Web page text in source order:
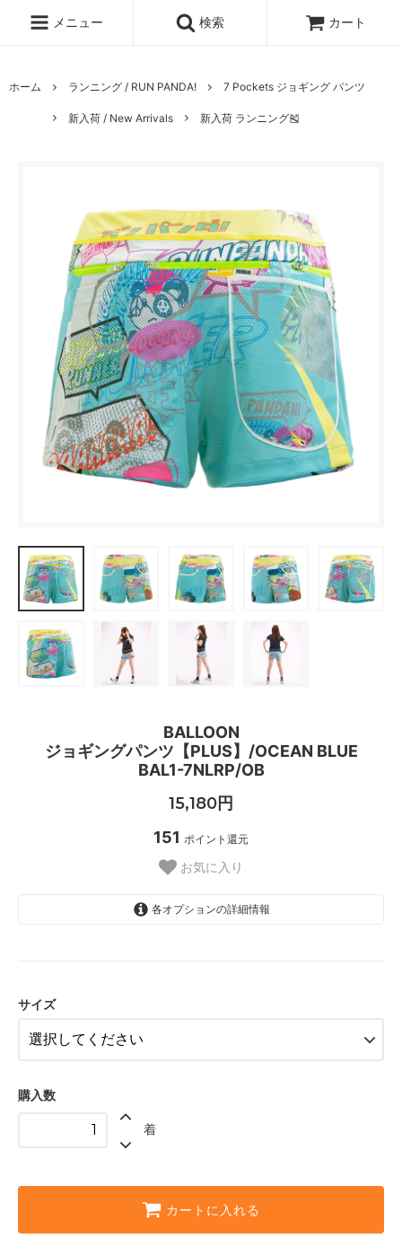
メニュー 検索 カート
ホーム ランニング / RUN PANDA! 7 Pockets ジョギング パンツ
新入荷 / New Arrivals 新入荷 ランニング🎽
BALLOON
ジョギングパンツ【PLUS】/OCEAN BLUE
BAL1-7NLRP/OB
15,180円
151 ポイント還元
お気に入り
各オプションの詳細情報
サイズ
購入数
着
カートに入れる